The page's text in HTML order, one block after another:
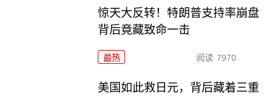
惊天大反转！特朗普支持率崩盘
背后竟藏致命一击
最热 阅读 7970
美国如此救日元，背后藏着三重